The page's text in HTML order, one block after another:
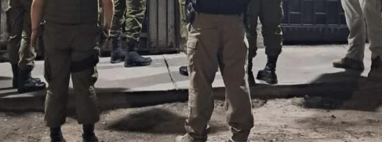
08/2026 ]
Ministros de la Unión Europea acuerdan reforzar fronteras, retornos y
de alerta temprana tras la crisis en Ceuta
INTERNACIONAL
08/2026 ]
Precio del cobre alcanzó un nuevo máximo histórico
NACIONAL
[ 05/08/2026 ]
Sueldos millonarios en el Gobierno: 46 funcionarios de
ganan igual o más que el presidente Kast
DEPORTES